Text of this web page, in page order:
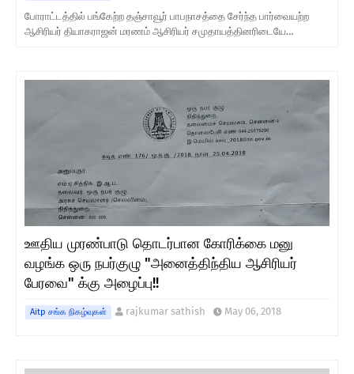
போராட்டத்தில் பங்கேற்ற தஞ்சாவூர் பாபநாசத்தை சேர்ந்த பார்வையற்ற
ஆசிரியர் தியாகராஜன் மரணம் ஆசிரியர் சமுதாயத்தினரிடையே…
ஊதிய முரண்பாடு தொடர்பான கோரிக்கை மனு
வழங்க ஒரு நபர்குழு "அனைத்திந்திய ஆசிரியர்
பேரவை" க்கு அழைப்பு!!
Aitp சங்க நிகழ்வுகள் rajkumar sathish May 06, 2018